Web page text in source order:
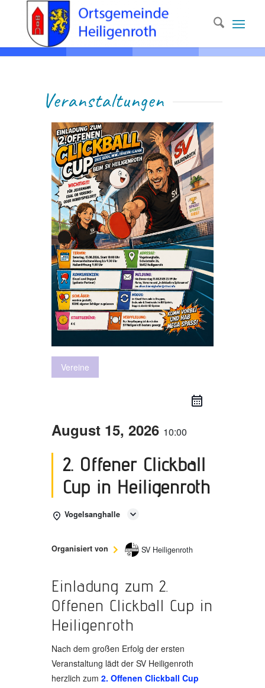
Ver­anstaltungen
Vereine
August 15, 2026 10:00
2. Offener Clickball
Cup in Heiligenroth
Vogelsanghalle
Organisiert von SV Heiligenroth
Einladung zum 2.
Offenen Clickball Cup in
Heiligenroth
Nach dem großen Erfolg der ersten
Veranstaltung lädt der SV Heiligenroth
herzlich zum 2. Offenen Clickball Cup